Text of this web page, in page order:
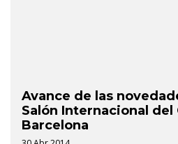
Avance de las
Salón Internacional del
Barcelona